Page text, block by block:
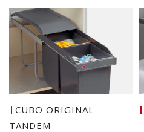
CUBO ORIGINAL
TANDEM